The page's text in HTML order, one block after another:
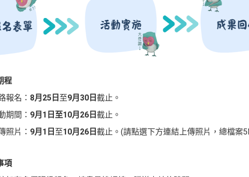
程
名： 8月25日 至9月30日 截止。
間： 9月1日至10月26日 截止。
片： 9月1日 至10月26日 截止。(請點選下方連結上傳照片，總檔案
項